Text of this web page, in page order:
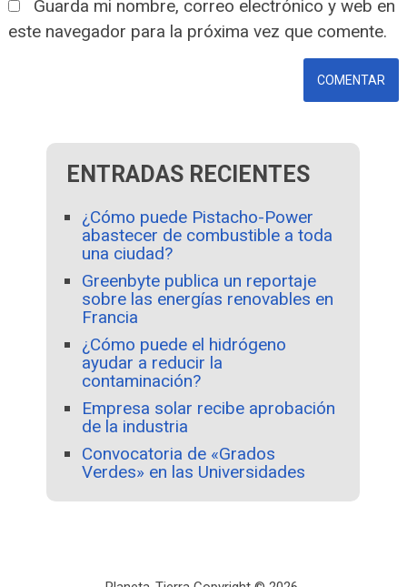
Guarda mi nombre, correo electrónico y web en
este navegador para la próxima vez que comente.
ENTRADAS RECIENTES
¿Cómo puede Pistacho-Power
abastecer de combustible a toda
una ciudad?
Greenbyte publica un reportaje
sobre las energías renovables en
Francia
¿Cómo puede el hidrógeno
ayudar a reducir la
contaminación?
Empresa solar recibe aprobación
de la industria
Convocatoria de «Grados
Verdes» en las Universidades